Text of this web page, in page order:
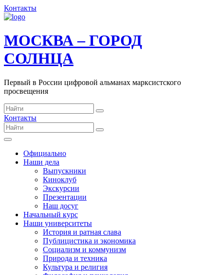
Контакты
МОСКВА – ГОРОД
СОЛНЦА
Первый в России цифровой альманах марксистского
просвещения
Контакты
Официально
Наши дела
Выпускники
Киноклуб
Экскурсии
Презентации
Наш досуг
Начальный курс
Наши университеты
История и ратная слава
Публицистика и экономика
Социализм и коммунизм
Природа и техника
Культура и религия